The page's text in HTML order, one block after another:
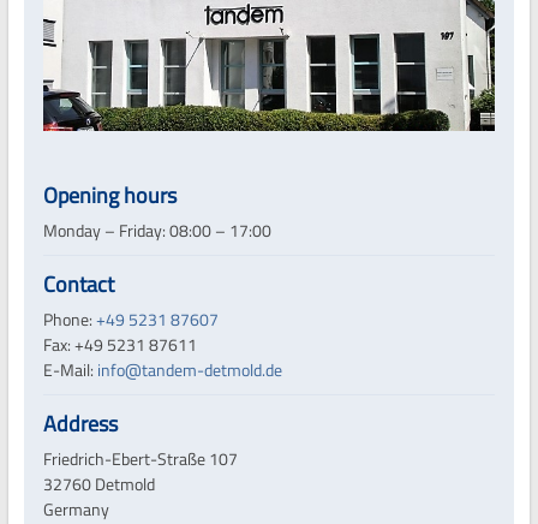
Opening hours
Monday – Friday: 08:00 – 17:00
Contact
Phone:+49 5231 87607
Fax: +49 5231 87611
E-Mail: info@tandem-detmold.de
Address
Friedrich-Ebert-Straße 107
32760 Detmold
Germany